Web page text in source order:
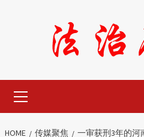
Menu
HOME 传媒聚焦
一审获刑3年的河